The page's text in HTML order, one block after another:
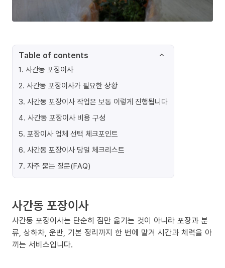
Table of contents
1. 사간동 포장이사
2. 사간동 포장이사가 필요한 상황
3. 사간동 포장이사 작업은 보통 이렇게 진행됩니다
4. 사간동 포장이사 비용 구성
5. 포장이사 업체 선택 체크포인트
6. 사간동 포장이사 당일 체크리스트
7. 자주 묻는 질문(FAQ)
사간동 포장이사
사간동 포장이사는 단순히 짐만 옮기는 것이 아니라 포장과 분
류, 상하차, 운반, 기본 정리까지 한 번에 맡겨 시간과 체력을 아
끼는 서비스입니다.